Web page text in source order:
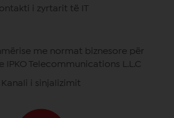
i zyrtarit të IT
me normat biznesore për
IPKO Telecommunications L.L.C
Kanali i sinjalizimit